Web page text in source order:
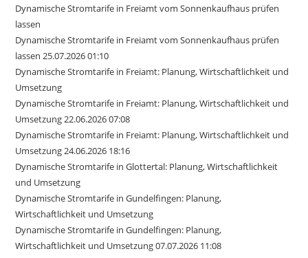
Dynamische Stromtarife in Freiamt vom Sonnenkaufhaus prüfen
lassen
Dynamische Stromtarife in Freiamt vom Sonnenkaufhaus prüfen
lassen 25.07.2026 01:10
Dynamische Stromtarife in Freiamt: Planung, Wirtschaftlichkeit und
Umsetzung
Dynamische Stromtarife in Freiamt: Planung, Wirtschaftlichkeit und
Umsetzung 22.06.2026 07:08
Dynamische Stromtarife in Freiamt: Planung, Wirtschaftlichkeit und
Umsetzung 24.06.2026 18:16
Dynamische Stromtarife in Glottertal: Planung, Wirtschaftlichkeit
und Umsetzung
Dynamische Stromtarife in Gundelfingen: Planung,
Wirtschaftlichkeit und Umsetzung
Dynamische Stromtarife in Gundelfingen: Planung,
Wirtschaftlichkeit und Umsetzung 07.07.2026 11:08